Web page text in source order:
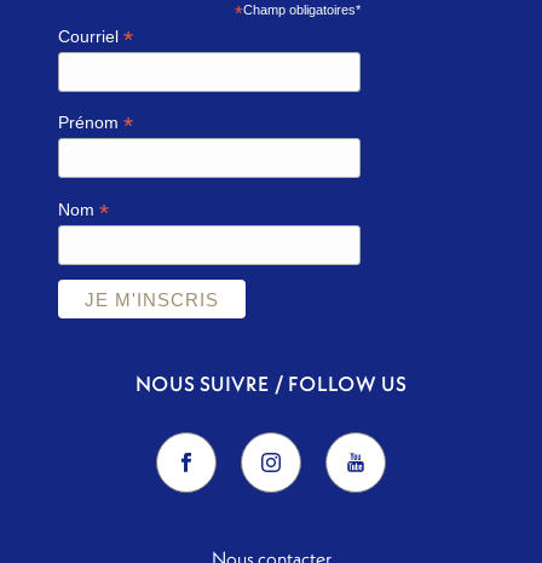
*Champ obligatoires*
Courriel*
Prénom*
Nom*
NOUS SUIVRE / FOLLOW US